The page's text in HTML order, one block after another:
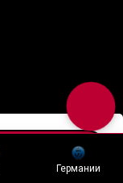
Германии